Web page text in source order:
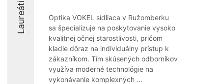
Laureáti
Optika VOKEL sídliaca v Ružomberku
sa špecializuje na poskytovanie vysoko
kvalitnej očnej starostlivosti, pričom
kladie dôraz na individuálny prístup k
zákazníkom. Tím skúsených odborníkov
využíva moderné technológie na
vykonávanie komplexných ...